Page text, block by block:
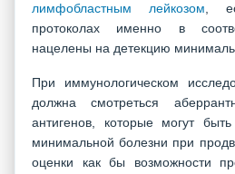
лимфобластным лейкозом ,
протоколах именно в
нацелены на детекцию
При иммунологическом
должна смотреться
антигенов, которые могут
минимальной болезни при
оценки как бы возможности